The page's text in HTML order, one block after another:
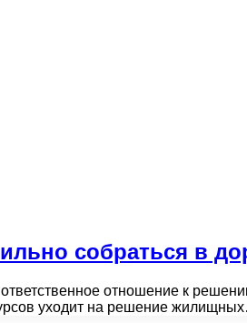
собраться в
отношение к
уходит на решение